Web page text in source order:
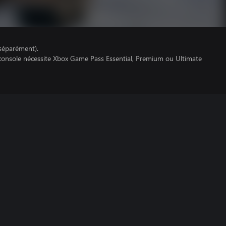
nécessite Xbox Game Pass Essential, Premium ou Ultimate